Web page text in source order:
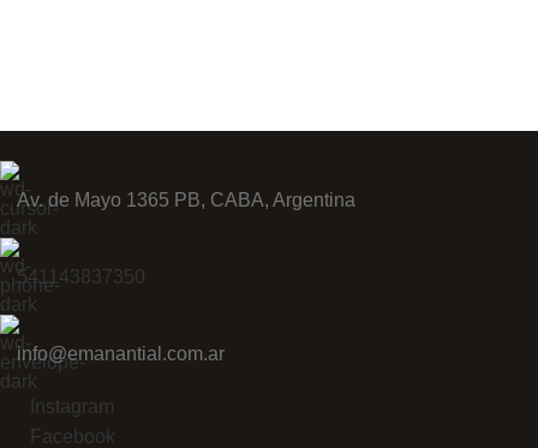
Av. de Mayo 1365 PB, CABA, Argentina
541143837350
info@emanantial.com.ar
Instagram
Facebook